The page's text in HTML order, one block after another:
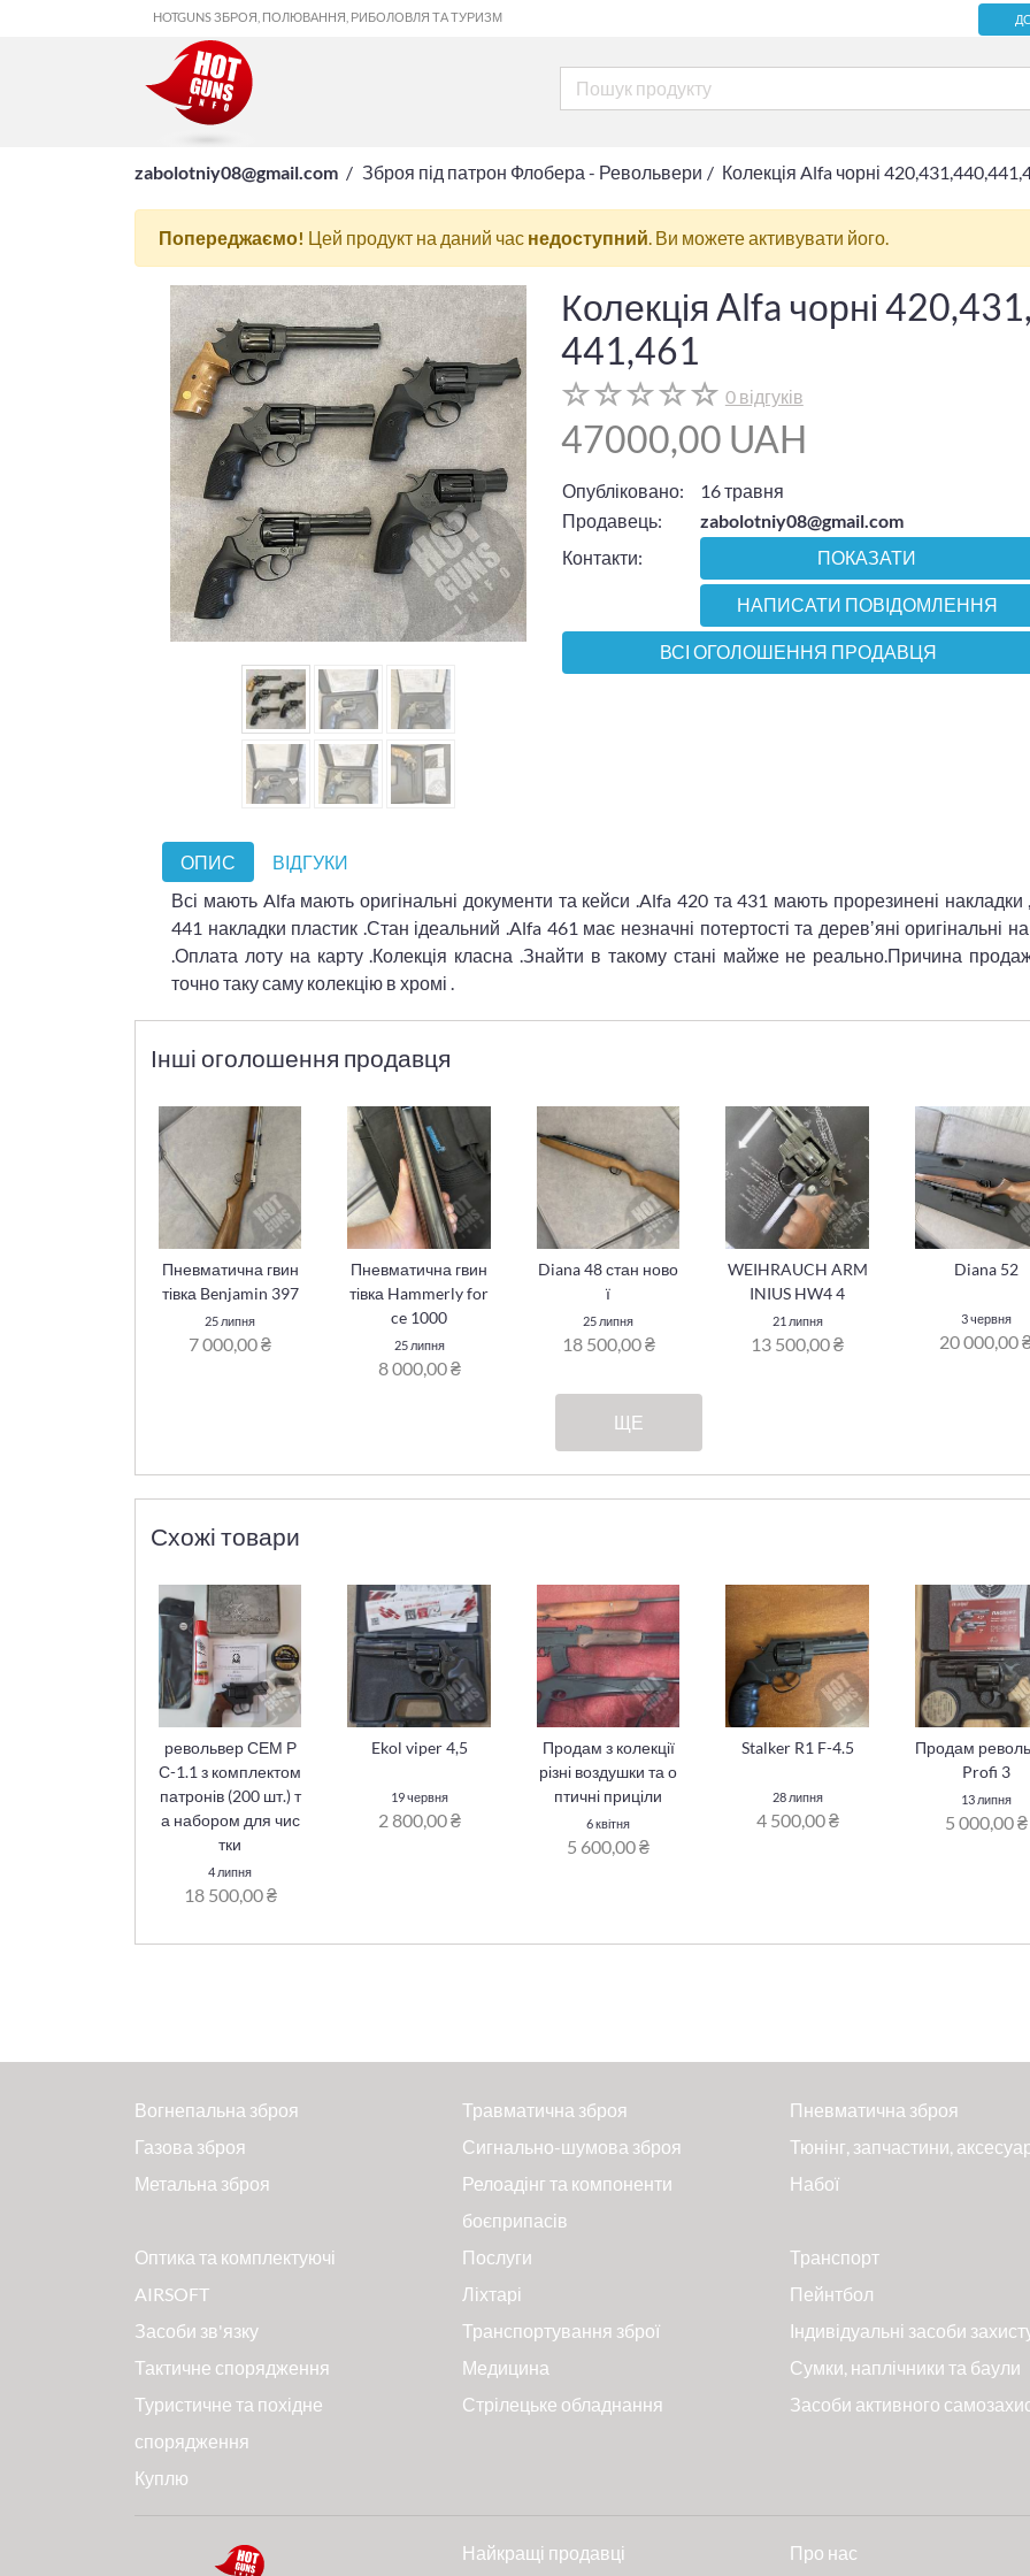
HOTGUNS ЗБРОЯ, ПОЛЮВАННЯ, РИБОЛОВЛЯ ТА ТУРИЗМ
zabolotniy08@gmail.com Зброя під патрон Флобера - Револьвери Колекція Alfa чорні
Попереджаємо! Цей продукт на даний час недоступний. Ви можете активувати його.
Колекція Alfa чорні
441,461
0 відгуків
47000,00 UAH
Опубліковано:
16 травня
Продавець:
zabolotniy08@gmail.com
Контакти:
ПОКАЗАТИ
НАПИСАТИ ПОВІДОМЛЕННЯ
ВСІ ОГОЛОШЕННЯ ПРОДАВЦЯ
ОПИС
ВІДГУКИ
Всі мають Alfa мають оригінальні документи та кейси .Alfa 420 та 431 мають прорезинені накладки
441 накладки пластик .Стан ідеальний .Alfa 461 має незначні потертості та деревʼяні оригінальні
.Оплата лоту на карту .Колекція класна .Знайти в такому стані майже не реально.Причина
точно таку саму колекцію в хромі .
Інші оголошення продавця
Пневматична гвин
тівка Benjamin 397
25 липня
7 000,00 ₴
Пневматична гвин
тівка Hammerly for
ce 1000
25 липня
8 000,00 ₴
Diana 48 стан ново
ї
25 липня
18 500,00 ₴
WEIHRAUCH ARM
INIUS HW4 4
21 липня
13 500,00 ₴
Diana 52
3 червня
20 000,00
ЩЕ
Схожі товари
револьвер СЕМ Р
С-1.1 з комплектом
патронів (200 шт.) т
а набором для чис
тки
4 липня
18 500,00 ₴
Ekol viper 4,5
19 червня
2 800,00 ₴
Продам з колекції
різні воздушки та о
птичні приціли
6 квітня
5 600,00 ₴
Stalker R1 F-4.5
28 липня
4 500,00 ₴
Продам
Profi 3
13 липня
5 000,00 ₴
Вогнепальна зброя Травматична зброя
Пневматична зброя
Газова зброя
Сигнально-шумова зброя
Тюнінг, запчастини,
Метальна зброя
Релоадінг та компоненти
боєприпасів
Набої
Оптика та комплектуючі Послуги
Транспорт
AIRSOFT
Ліхтарі
Пейнтбол
Засоби зв'язку
Транспортування зброї
Індивідуальні засоби
Тактичне спорядження
Медицина
Сумки, наплічники та баули
Туристичне та похідне
спорядження
Стрілецьке обладнання Засоби активного
Куплю
Найкращі продавці Про нас